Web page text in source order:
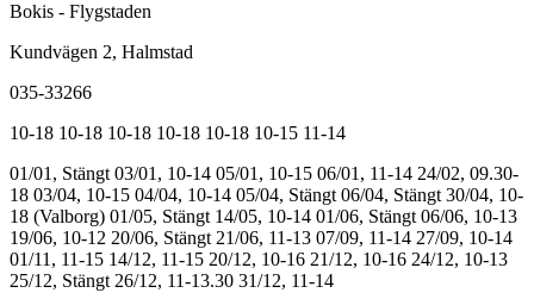
Bokis - Flygstaden
Kundvägen 2, Halmstad
035-33266
10-18 10-18 10-18 10-18 10-18 10-15 11-14
01/01, Stängt 03/01, 10-14 05/01, 10-15 06/01, 11-14 24/02, 09.30-
18 03/04, 10-15 04/04, 10-14 05/04, Stängt 06/04, Stängt 30/04, 10-
18 (Valborg) 01/05, Stängt 14/05, 10-14 01/06, Stängt 06/06, 10-13
19/06, 10-12 20/06, Stängt 21/06, 11-13 07/09, 11-14 27/09, 10-14
01/11, 11-15 14/12, 11-15 20/12, 10-16 21/12, 10-16 24/12, 10-13
25/12, Stängt 26/12, 11-13.30 31/12, 11-14